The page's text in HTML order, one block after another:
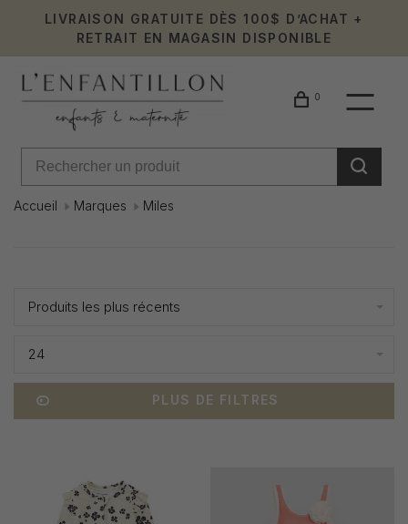
LIVRAISON GRATUITE DÈS 100$ D’ACHAT +
RETRAIT EN MAGASIN DISPONIBLE
0
Accueil Marques Miles
Produits les plus récents
24
PLUS DE FILTRES